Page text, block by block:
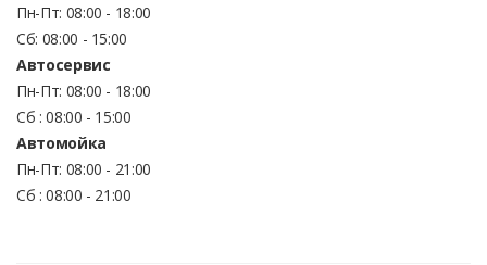
Пн-Пт: 08:00 - 18:00
Сб: 08:00 - 15:00
Автосервис
Пн-Пт: 08:00 - 18:00
Сб : 08:00 - 15:00
Автомойка
Пн-Пт: 08:00 - 21:00
Сб : 08:00 - 21:00